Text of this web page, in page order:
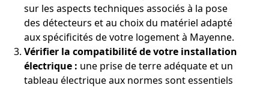
sur les aspects techniques associés à la pose
des détecteurs et au choix du matériel adapté
aux spécificités de votre logement à Mayenne.
Vérifier la compatibilité de votre installation
électrique : une prise de terre adéquate et un
tableau électrique aux normes sont essentiels